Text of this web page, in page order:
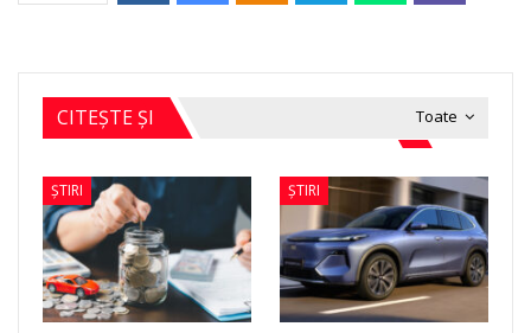
Toate
CITEȘTE ȘI
ȘTIRI ȘTIRI